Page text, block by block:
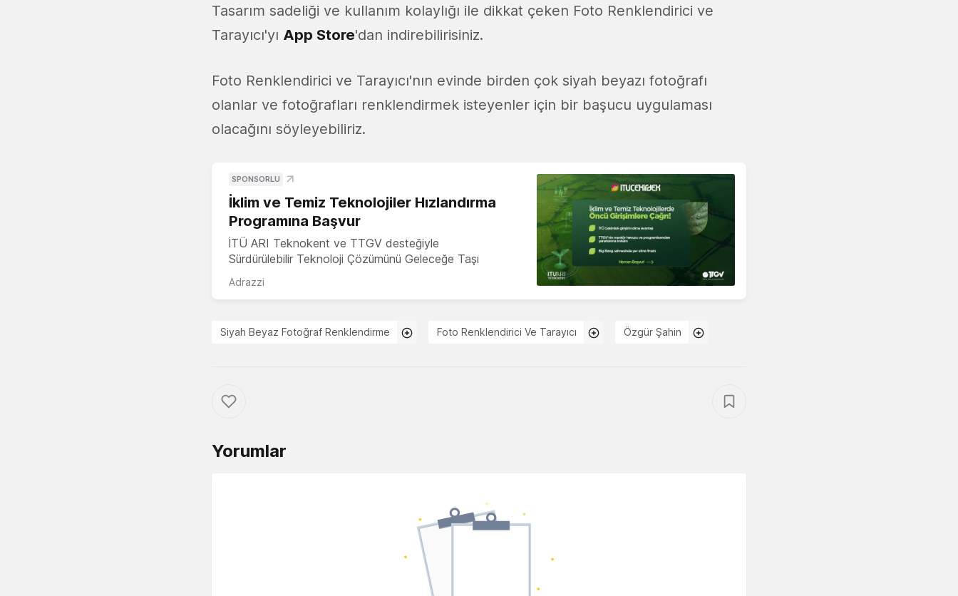
Tasarım sadeliği ve kullanım kolaylığı ile dikkat çeken Foto Renklendirici ve
Tarayıcı'yı App Store'dan indirebilirisiniz.
Foto Renklendirici ve Tarayıcı'nın evinde birden çok siyah beyazı fotoğrafı
olanlar ve fotoğrafları renklendirmek isteyenler için bir başucu uygulaması
olacağını söyleyebiliriz.
SPONSORLU
İklim ve Temiz Teknolojiler Hızlandırma
Programına Başvur
İTÜ ARI Teknokent ve TTGV desteğiyle
Sürdürülebilir Teknoloji Çözümünü Geleceğe Taşı
Adrazzi
Siyah Beyaz Fotoğraf Renklendirme Foto Renklendirici Ve Tarayıcı Özgür Şahin
Yorumlar